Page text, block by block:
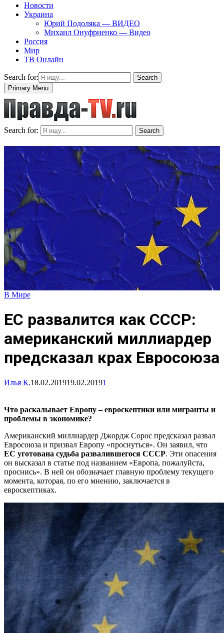
Новости
Украина
Юрий Подоляка — ВИДЕО
Михаил Онуфриенко — Видео
Россия
Мир
ТВ Онлайн
Search for:
Search
Primary Menu
Search for: Search
В Мире
ЕС развалится как СССР:
американский миллиардер
предсказал крах Евросоюза
Илья К.18.02.201919.02.20191
Что раскалывает Европу – евроскептики или мигранты и
проблемы в экономике?
Американский миллиардер Джордж Сорос предсказал развал
Евросоюза и призвал Европу «проснуться». Он заявил, что
ЕС уготована судьба развалившегося СССР. Эти опасения
он высказал в статье под названием «Европа, пожалуйста,
проснись». В ней он обозначает главную проблему текущего
момента, которая, по его мнению, заключается в
евроскептиках.